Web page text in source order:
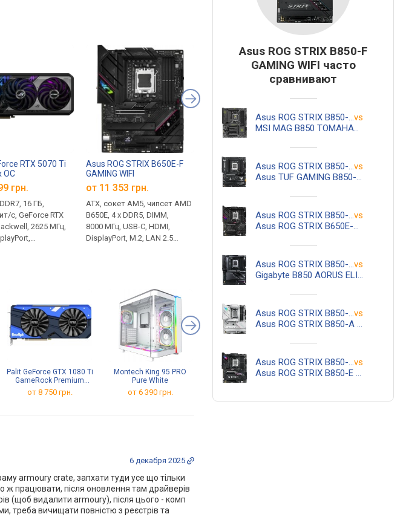
RTX 5070 Ti
OC
грн.
16 ГБ,
с, GeForce RTX
2625 МГц,
Asus ROG STRIX B650E-F
GAMING WIFI
от 11 353 грн.
ATX, сокет AM5, чипсет AMD
B650E, 4 x DDR5, DIMM,
8000 МГц, USB-C, HDMI,
DisplayPort, M.2, LAN 2.5
Asus ROG Strix Platinum
850W Platinum
7 595 грн.
850 Вт, 24+8+8(4+4) pin, 3 х
6+2 pin, 1 x 16 pin, SATA 6 шт,
Molex 3 шт, ATX, модульный,
КПД 92 %, полупассивная
гарантия 10 лет
Asus GeForce RTX
ROG Strix OC 16GB
23000 Мбит/с,
4080, Ada Lovelace,
Palit GeForce GTX 1080 Ti
GameRock Premium
Edition
от 8 750 грн.
Montech King 95 PRO
Pure White
от 6 390 грн.
Patriot Memory Viper
Venom DDR5 2x16GB
Toshiba MKxx76GSX
6 декабря 2025
armoury crate, запхати туди усе що тільки
ж працювати, після оновлення там драйверів
(щоб видалити armoury), після цього - комп
треба вичищати повністю з реєстрів та
Asus ROG STRIX B850-F
GAMING WIFI часто
сравнивают
Asus ROG STRIX B850-F GAMING WIFIvs
MSI MAG B850 TOMAHAWK MAX WIFI
Asus ROG STRIX B850-F GAMING WIFIvs
Asus TUF GAMING B850-PLUS WIFI
Asus ROG STRIX B850-F GAMING WIFIvs
Asus ROG STRIX B650E-E GAMING WIFI
Asus ROG STRIX B850-F GAMING WIFIvs
Gigabyte B850 AORUS ELITE WIFI7
Asus ROG STRIX B850-F GAMING WIFIvs
Asus ROG STRIX B850-A GAMING WIFI
Asus ROG STRIX B850-F GAMING WIFIvs
Asus ROG STRIX B850-E GAMING WIFI